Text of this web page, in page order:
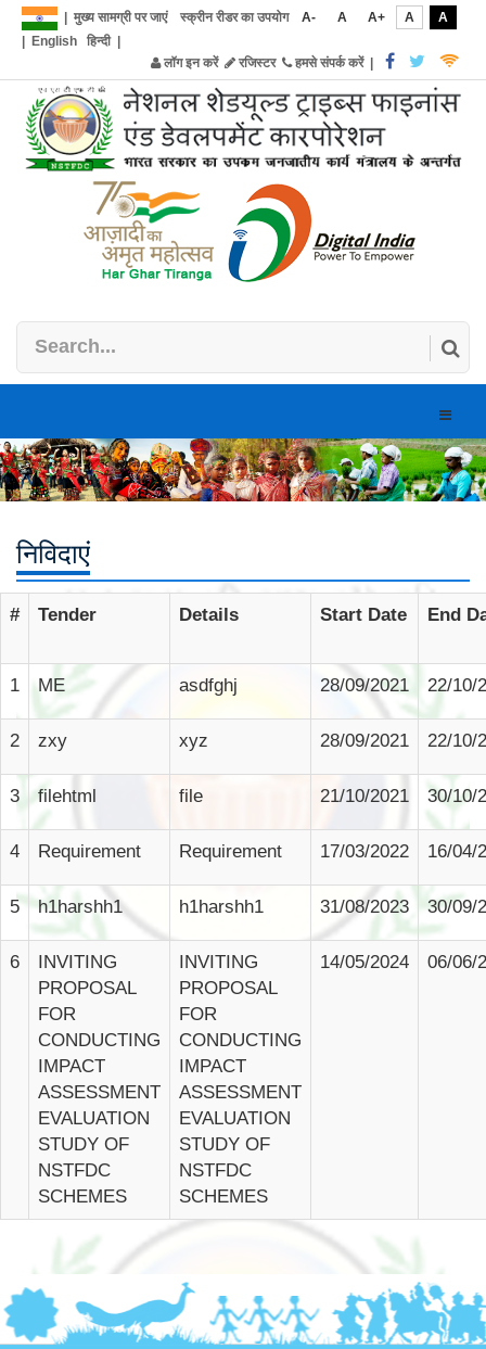
मुख्य सामग्री पर जाएं स्क्रीन रीडर का उपयोग A- A A+ A
A
English हिन्दी|
लॉग इन करें
रजिस्टर हमसे संपर्क करें|
Toggle
निविदाएं
# Tender Details Start Date End
1 ME asdfghj 28/09/2021 22/10/
2 zxy xyz 28/09/2021 22/10/
3 filehtml file 21/10/2021 30/10/
4 Requirement Requirement 17/03/2022 16/04/
5 h1harshh1 h1harshh1 31/08/2023 30/09/
6
INVITING
PROPOSAL
FOR
CONDUCTING
IMPACT
ASSESSMENT
EVALUATION
STUDY OF
NSTFDC
SCHEMES
INVITING
PROPOSAL
FOR
CONDUCTING
IMPACT
ASSESSMENT
EVALUATION
STUDY OF
NSTFDC
SCHEMES
14/05/2024 06/06/